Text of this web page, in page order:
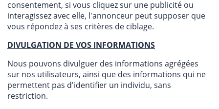
consentement, si vous cliquez sur une publicité ou
interagissez avec elle, l'annonceur peut supposer que
vous répondez à ses critères de ciblage.
DIVULGATION DE VOS INFORMATIONS
Nous pouvons divulguer des informations agrégées
sur nos utilisateurs, ainsi que des informations qui ne
permettent pas d'identifier un individu, sans
restriction.